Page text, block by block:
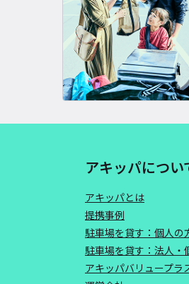
アキッパについ
アキッパとは
提携事例
駐車場を貸す：個人の
駐車場を貸す：法人・
アキッパバリュープラ